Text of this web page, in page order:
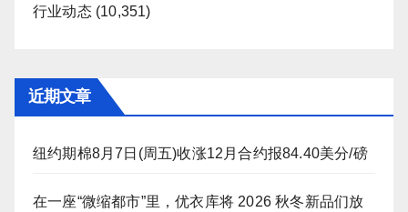
行业动态(10,351)
近期文章
纽约期棉8月7日(周五)收涨12月合约报84.40美分/磅
在一座“微缩都市”里，优衣库将 2026 秋冬新品们放